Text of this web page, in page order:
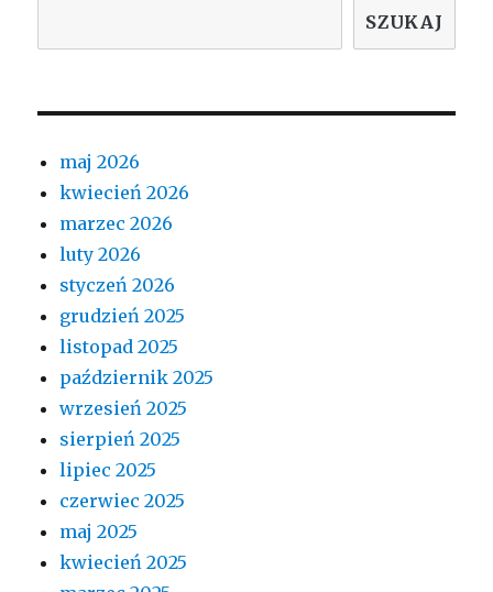
SZUKAJ
maj 2026
kwiecień 2026
marzec 2026
luty 2026
styczeń 2026
grudzień 2025
listopad 2025
październik 2025
wrzesień 2025
sierpień 2025
lipiec 2025
czerwiec 2025
maj 2025
kwiecień 2025